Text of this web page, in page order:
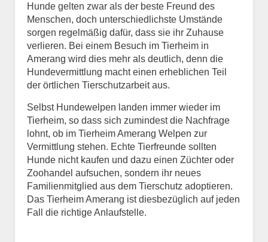
E-Mail*
Informationen über das
Tier.
Art des Tiers*
Hunde gelten zwar als der beste Freund des
Menschen, doch unterschiedlichste Umstände
sorgen regelmäßig dafür, dass sie ihr Zuhause
verlieren. Bei einem Besuch im Tierheim in
Amerang wird dies mehr als deutlich, denn die
Hundevermittlung macht einen erheblichen Teil
der örtlichen Tierschutzarbeit aus.
Selbst Hundewelpen landen immer wieder im
Tierheim, so dass sich zumindest die Nachfrage
lohnt, ob im Tierheim Amerang Welpen zur
Vermittlung stehen. Echte Tierfreunde sollten
Hunde nicht kaufen und dazu einen Züchter oder
Zoohandel aufsuchen, sondern ihr neues
Familienmitglied aus dem Tierschutz adoptieren.
Das Tierheim Amerang ist diesbezüglich auf jeden
Fall die richtige Anlaufstelle.